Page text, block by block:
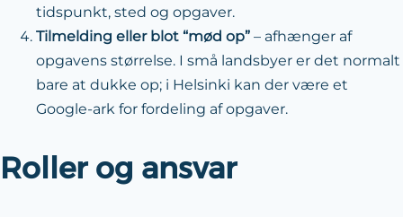
tidspunkt, sted og opgaver.
Tilmelding eller blot “mød op” – afhænger af
opgavens størrelse. I små landsbyer er det normalt
bare at dukke op; i Helsinki kan der være et
Google-ark for fordeling af opgaver.
Roller og ansvar